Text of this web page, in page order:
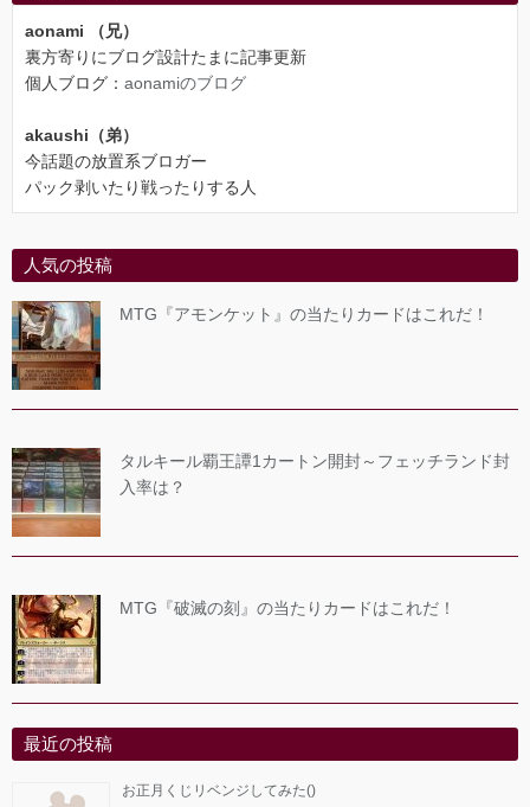
aonami （兄）
裏方寄りにブログ設計たまに記事更新
個人ブログ： aonamiのブログ
akaushi（弟）
今話題の放置系ブロガー
パック剥いたり戦ったりする人
人気の投稿
MTG『アモンケット』の当たりカードはこれだ！
タルキール覇王譚1カートン開封～フェッチランド封
入率は？
MTG『破滅の刻』の当たりカードはこれだ！
最近の投稿
お正月くじリベンジしてみた()